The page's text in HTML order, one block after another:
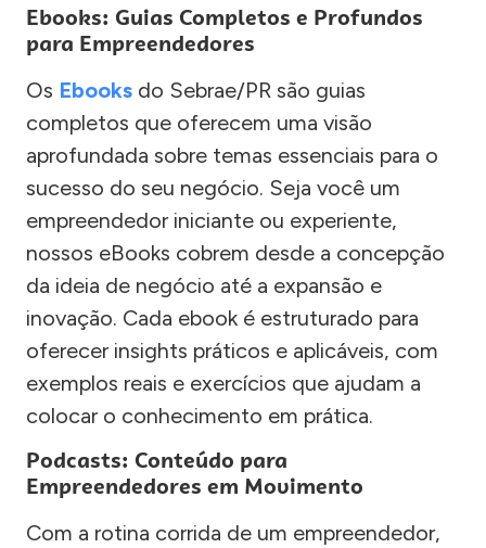
Ebooks: Guias Completos e Profundos
para Empreendedores
Os Ebooks do Sebrae/PR são guias
completos que oferecem uma visão
aprofundada sobre temas essenciais para o
sucesso do seu negócio. Seja você um
empreendedor iniciante ou experiente,
nossos eBooks cobrem desde a concepção
da ideia de negócio até a expansão e
inovação. Cada ebook é estruturado para
oferecer insights práticos e aplicáveis, com
exemplos reais e exercícios que ajudam a
colocar o conhecimento em prática.
Podcasts: Conteúdo para
Empreendedores em Movimento
Com a rotina corrida de um empreendedor,